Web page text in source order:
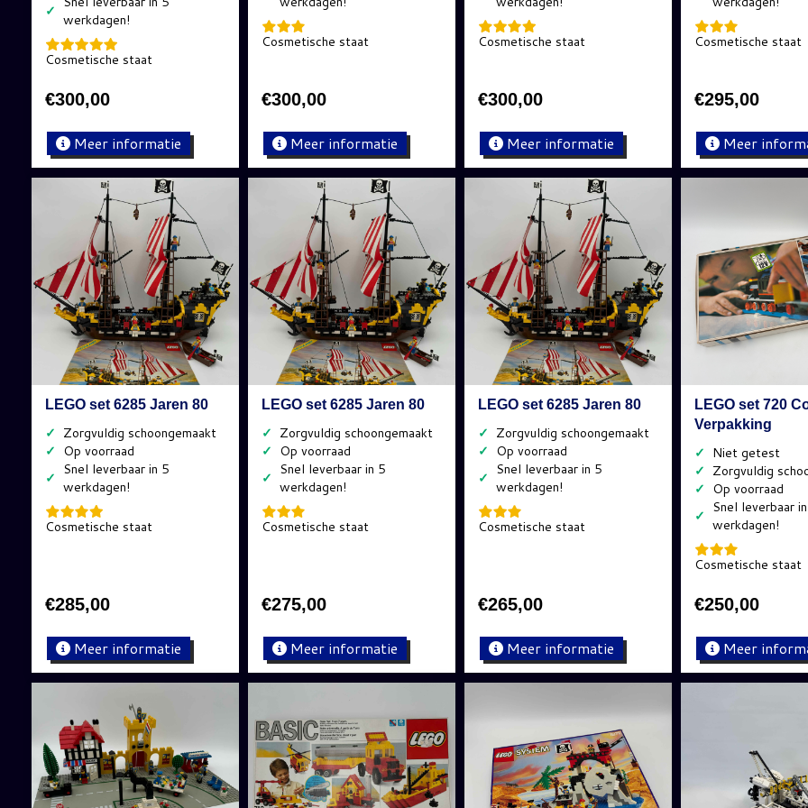
✓
Cosmetische staat
€300,00
Meer informatie
Cosmetische staat
€300,00
Meer informatie
Cosmetische staat
€300,00
Meer informatie
Cosmetische staat
€295,00
Meer
LEGO set 6285 Jaren 80
✓
✓
✓
Cosmetische staat
€285,00
Meer informatie
LEGO set 6285 Jaren 80
✓
✓
✓
Cosmetische staat
€275,00
Meer informatie
LEGO set 6285 Jaren 80
✓
✓
✓
Cosmetische staat
€265,00
Meer informatie
LEGO set 720
Verpakking
✓
✓
✓
✓
Cosmetische staat
€250,00
Meer